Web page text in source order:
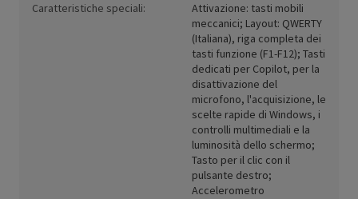
Caratteristiche speciali:
Attivazione: tasti mobili
meccanici; Layout: QWERTY
(Italiana), riga completa dei
tasti funzione (F1-F12); Tasti
dedicati per Copilot, per la
disattivazione del
microfono, l'acquisizione, le
scelte rapide di Windows, i
controlli multimediali e la
luminosità dello schermo;
Tasto per il clic con il
pulsante destro;
Accelerometro